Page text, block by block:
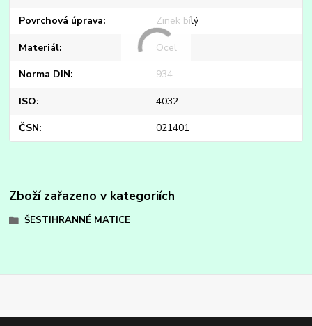
Povrchová úprava Zinek bílý
Materiál Ocel
Norma DIN 934
ISO 4032
ČSN 021401
Zboží zařazeno v kategoriích
ŠESTIHRANNÉ MATICE